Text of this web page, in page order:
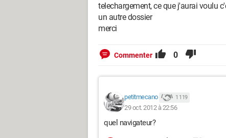
telechargement, ce que j'aurai voulu
un autre dossier
merci
Commenter 0
petitmecano 1 119
29 oct. 2012 à 22:56
quel navigateur?